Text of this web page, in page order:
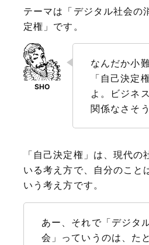
テーマは「デジタル社会の
定権」です。
なんだか小
「自己決定
よ。ビジネ
関係なさそ
「自己決定権」は、現代の
いる考え方で、自分のこと
いう考え方です。
あー、それで「デジタ
会」っていうのは、た